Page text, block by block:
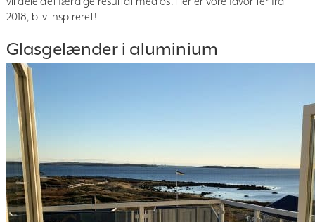
2018, bliv inspireret!
Glasgelænder i aluminium